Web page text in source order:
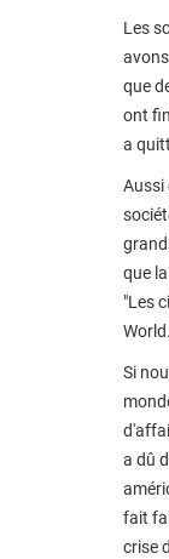
Les
que
ont
a
Aussi
que
"Les
Si
a dû
fait
crise